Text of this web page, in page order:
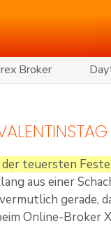
Broker
teuersten
aus einer
gerade,
Online-Broker